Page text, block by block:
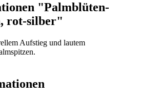
"Palmblüten-
rot-silber"
Aufstieg und lautem